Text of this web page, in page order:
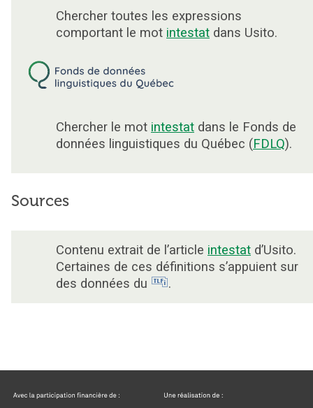
Chercher toutes les expressions
comportant le mot intestat dans Usito.
Chercher le mot intestat dans le Fonds de
données linguistiques du Québec (FDLQ).
Sources
Contenu extrait de l’article intestat d’Usito.
Certaines de ces définitions s’appuient sur
des données du
.